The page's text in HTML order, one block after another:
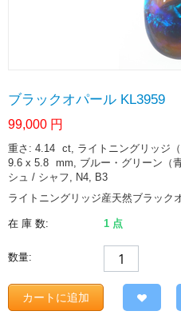
ブラックオパール KL3959
99,000 円
重さ: 4.14 ct, ライトニングリッジ
9.6 x 5.8 mm, ブルー・グリーン（
シュ / シャフ, N4, B3
ライトニングリッジ産天然ブラック
在 庫 数: 1 点
数量:
カートに追加